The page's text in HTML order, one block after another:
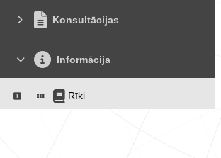
Konsultācijas
Informācija
Rīki